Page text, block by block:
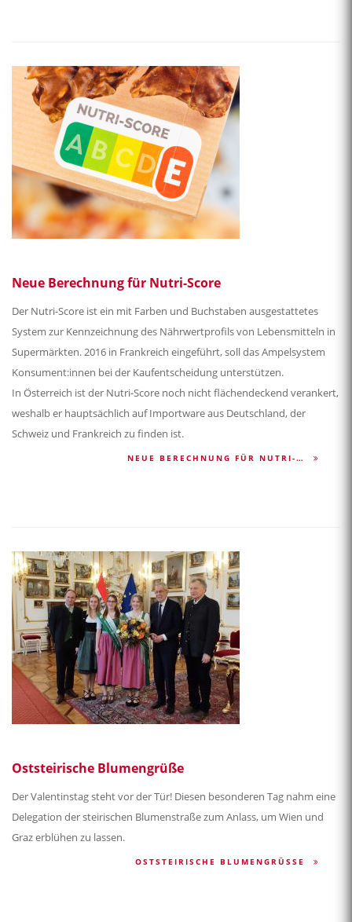
Neue Berechnung für Nutri-Score
Der Nutri-Score ist ein mit Farben und Buchstaben ausgestattetes
System zur Kennzeichnung des Nährwertprofils von Lebensmitteln in
Supermärkten. 2016 in Frankreich eingeführt, soll das Ampelsystem
Konsument:innen bei der Kaufentscheidung unterstützen.
In Österreich ist der Nutri-Score noch nicht flächendeckend verankert,
weshalb er hauptsächlich auf Importware aus Deutschland, der
Schweiz und Frankreich zu finden ist.
NEUE BERECHNUNG FÜR NUTRI-…
Oststeirische Blumengrüße
Der Valentinstag steht vor der Tür! Diesen besonderen Tag nahm eine
Delegation der steirischen Blumenstraße zum Anlass, um Wien und
Graz erblühen zu lassen.
OSTSTEIRISCHE BLUMENGRÜSSE